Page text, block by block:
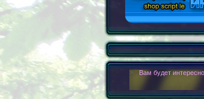
> : Современные сайты